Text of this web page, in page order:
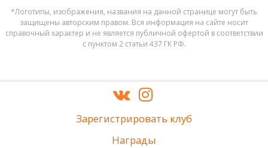
*Логотипы, изображения, названия на данной странице могут быть
защищены авторским правом. Вся информация на сайте носит
справочный характер и не является публичной офертой в соответствии
с пунктом 2 статьи 437 ГК РФ.
Зарегистрировать клуб
Награды